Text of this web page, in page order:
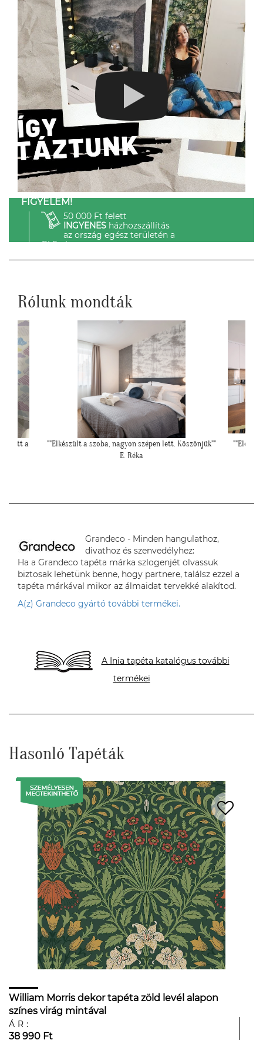
FIGYELEM!
50 000 Ft felett
INGYENESházhozszállítás
az ország egész területén a
GLS-el.
Rólunk mondták
""Elegáns lett a pengefal, sokáig imádni fogjuk""
Z. Anita
"Kedves
Grandeco - Minden hangulathoz,
divathoz és szenvedélyhez:
Ha a Grandeco tapéta márka szlogenjét olvassuk
biztosak lehetünk benne, hogy partnere, találsz ezzel a
tapéta márkával mikor az álmaidat tervekké alakítod.
A(z) Grandeco gyártó további termékei.
A Inia tapéta katalógus további
termékei
Hasonló Tapéták
William Morris dekor tapéta zöld levél alapon
színes virág mintával
ÁR:
38 990 Ft